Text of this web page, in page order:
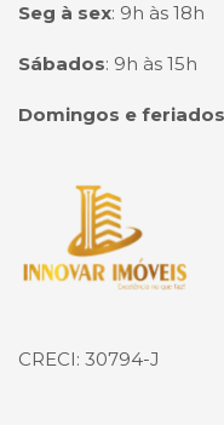
Seg à sex: 9h às 18h
Sábados: 9h às 15h
Domingos e feriados
Página inicial
CRECI: 30794-J